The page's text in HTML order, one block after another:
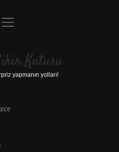
Uyarı
menüyü
Kutusu
yapmanın yolları!